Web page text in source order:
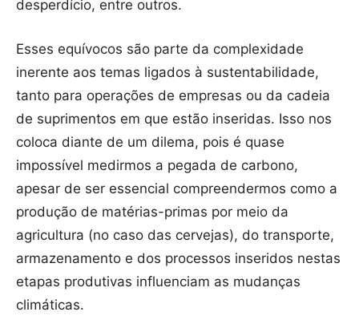
desperdício, entre outros.
Esses equívocos são parte da complexidade
inerente aos temas ligados à sustentabilidade,
tanto para operações de empresas ou da cadeia
de suprimentos em que estão inseridas. Isso nos
coloca diante de um dilema, pois é quase
impossível medirmos a pegada de carbono,
apesar de ser essencial compreendermos como a
produção de matérias-primas por meio da
agricultura (no caso das cervejas), do transporte,
armazenamento e dos processos inseridos nestas
etapas produtivas influenciam as mudanças
climáticas.